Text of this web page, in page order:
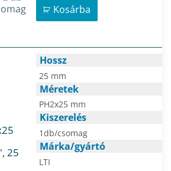
Kosárba
25
Hossz
25 mm
Méretek
PH2x25 mm
Kiszerelés
1db/csomag
Márka/gyártó
LTI